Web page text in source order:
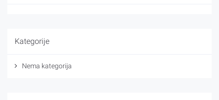
Kategorije
Nema kategorija